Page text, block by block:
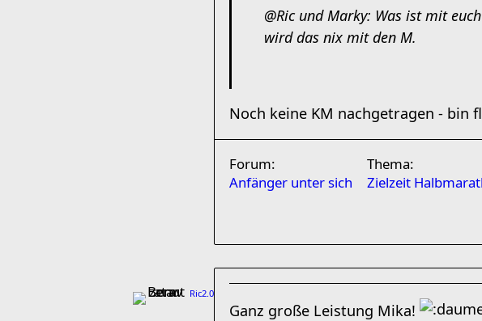
@Ric und Marky: Was ist mit
wird das nix mit den M.
Noch keine KM nachgetragen - bin
Forum:
Anfänger unter sich
Thema:
Zielzeit
Ric2.0
Ganz große Leistung Mika!